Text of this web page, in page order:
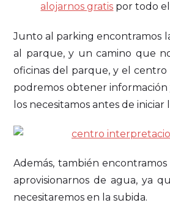
alojarnos gratis por todo
Junto al parking encontramos
al parque, y un camino que
oficinas del parque, y el centro
podremos obtener información
los necesitamos antes de iniciar
Además, también
aprovisionarnos de agua, ya
necesitaremos en la subida.